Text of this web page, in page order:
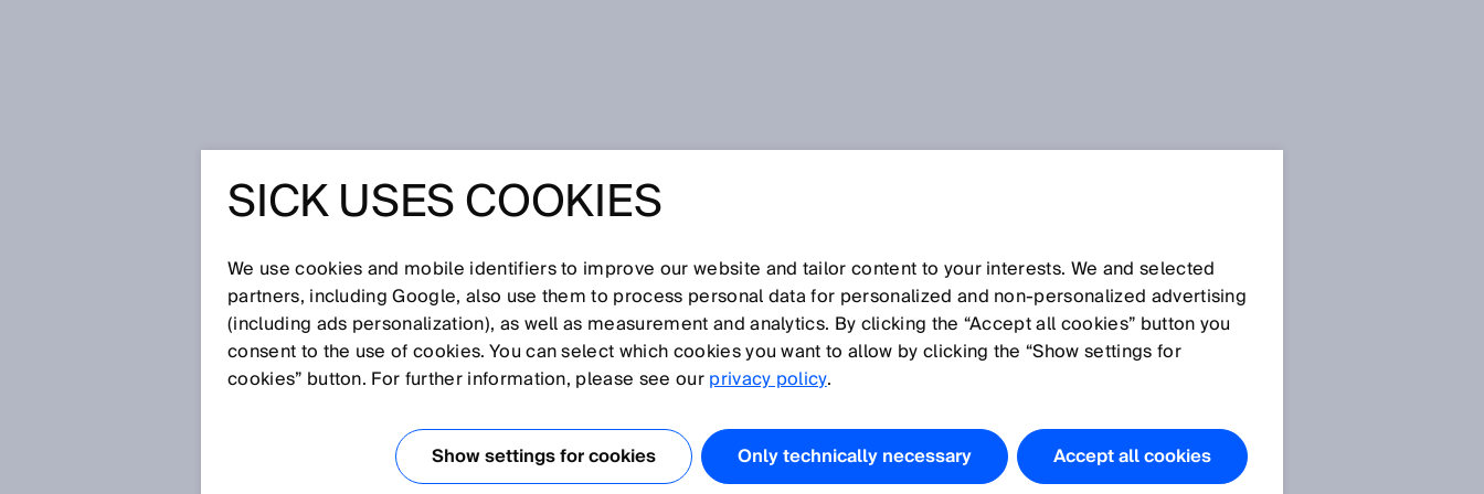
Glossar
[0-9] A B C D E F G H I J K L M N O P Q R S T U V W X Y Z
FACKELGAS
Abfallstoffe werden kontrolliert verbrannt - abgefackelt. Fackelgas entsteht vor allem bei
der Notabschaltung petrochemischer Anlagen. Die Menge an Fackelgas muss zur
SICK USES COOKIES
We use cookies and mobile identifiers to improve our website and tailor content to your interests. We and selected
partners, including Google, also use them to process personal data for personalized and non‑personalized advertising
(including ads personalization), as well as measurement and analytics. By clicking the “Accept all cookies” button you
consent to the use of cookies. You can select which cookies you want to allow by clicking the “Show settings for
cookies” button. For further information, please see ourprivacy policy.
Show settings for cookies Only technically necessary Accept all cookies